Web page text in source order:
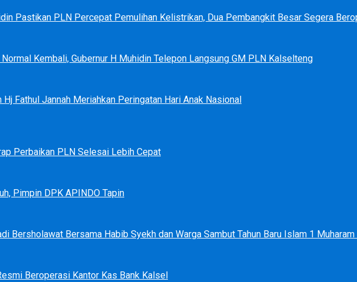
Pastikan PLN Percepat Pemulihan Kelistrikan, Dua Pembangkit Besar Segera
Kembali, Gubernur H Muhidin Telepon Langsung GM PLN Kalselteng
Hj Fathul Jannah Meriahkan Peringatan Hari Anak Nasional
Perbaikan PLN Selesai Lebih Cepat
Pimpin DPK APINDO Tapin
Bersholawat Bersama Habib Syekh dan Warga Sambut Tahun Baru Islam 1 Muharam
Beroperasi Kantor Kas Bank Kalsel